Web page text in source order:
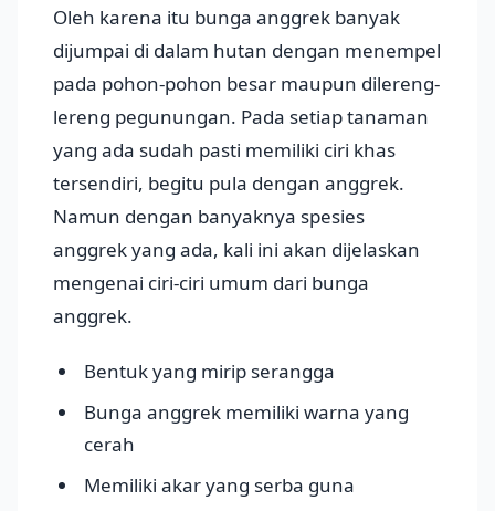
Oleh karena itu bunga anggrek banyak
dijumpai di dalam hutan dengan menempel
pada pohon-pohon besar maupun dilereng-
lereng pegunungan. Pada setiap tanaman
yang ada sudah pasti memiliki ciri khas
tersendiri, begitu pula dengan anggrek.
Namun dengan banyaknya spesies
anggrek yang ada, kali ini akan dijelaskan
mengenai ciri-ciri umum dari bunga
anggrek.
Bentuk yang mirip serangga
Bunga anggrek memiliki warna yang
cerah
Memiliki akar yang serba guna